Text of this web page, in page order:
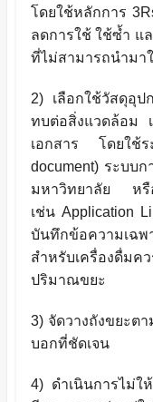
โดยใช้หลักการ 3
ลดการใช้ ใช้ซ้ำ แ
ที่ไม่สามารถนำมา
2) เลือกใช้วัสดุอุป
ทบต่อสิ่งแวดล้อม
เอกสาร โดยใช้ร
document) ระบบก
มหาวิทยาลัย หรือ
เช่น Application
บันทึกข้อความเฉพ
สำหรับเครื่องดื่ม
ปริมาณขยะ
3) จัดวางถังขยะต
บอกที่ชัดเจน
4) ดำเนินการไม่ใ